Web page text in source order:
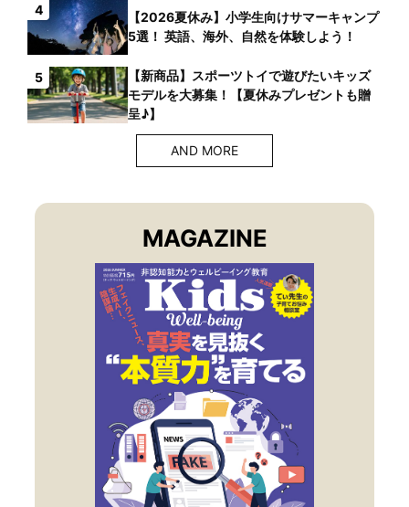
4
【2026夏休み】小学生向けサマーキャンプ
5選！ 英語、海外、自然を体験しよう！
5
【新商品】スポーツトイで遊びたいキッズ
モデルを大募集！【夏休みプレゼントも贈
呈♪】
AND MORE
MAGAZINE